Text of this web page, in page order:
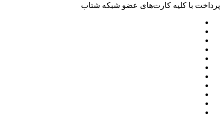
با کلیه کارت‌های عضو شبکه شتاب